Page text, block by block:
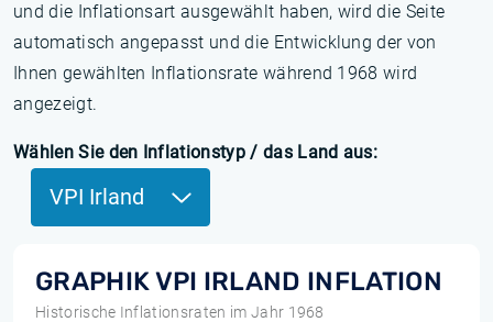
und die Inflationsart ausgewählt haben, wird die Seite
automatisch angepasst und die Entwicklung der von
Ihnen gewählten Inflationsrate während 1968 wird
angezeigt.
Wählen Sie den Inflationstyp / das Land aus:
VPI Irland
GRAPHIK VPI IRLAND INFLATION
Historische Inflationsraten im Jahr 1968